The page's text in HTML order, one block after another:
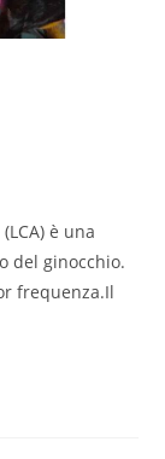
è una
del ginocchio.
frequenza.Il